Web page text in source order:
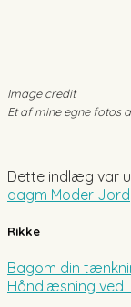
Image credit
Et af mine egne fotos
Dette indlæg var
dagm Moder Jord
Rikke
Bagom din
Håndlæsning ved